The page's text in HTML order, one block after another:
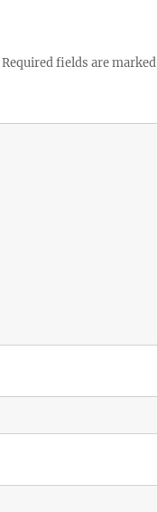
Required fields are marked